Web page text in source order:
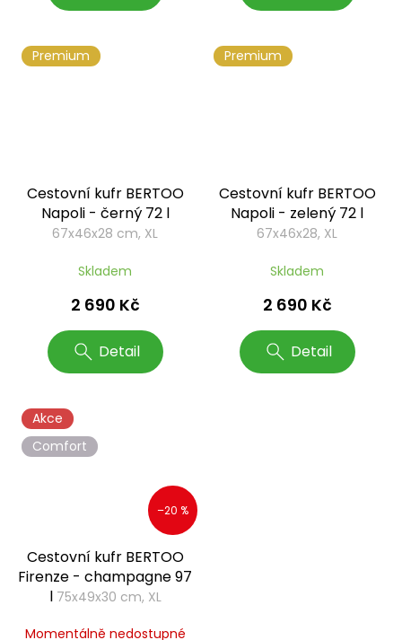
Premium
Cestovní kufr BERTOO
Napoli - černý 72 l
67x46x28 cm, XL
Skladem
2 690 Kč
Detail
Premium
Cestovní kufr BERTOO
Napoli - zelený 72 l
67x46x28, XL
Skladem
2 690 Kč
Detail
Akce
Comfort
–20 %
Cestovní kufr BERTOO
Firenze - champagne 97
l 75x49x30 cm, XL
Momentálně nedostupné